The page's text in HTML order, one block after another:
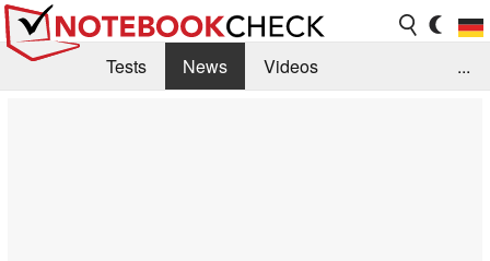
Tests News
Videos
...